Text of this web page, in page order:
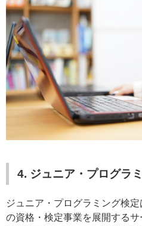
4. ジュニア・プログラ
ジュニア・プログラミング検
の資格・検定事業を展開する